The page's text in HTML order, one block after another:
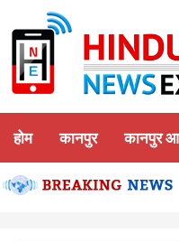
होम कानपुर कानपुर
पूजन कानपुर-समाधान